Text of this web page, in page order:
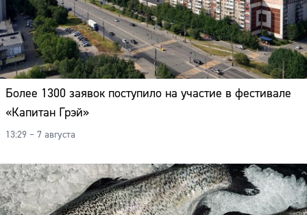
Более 1300 заявок поступило на участие в фестивале
«Капитан Грэй»
13:29 – 7 августа